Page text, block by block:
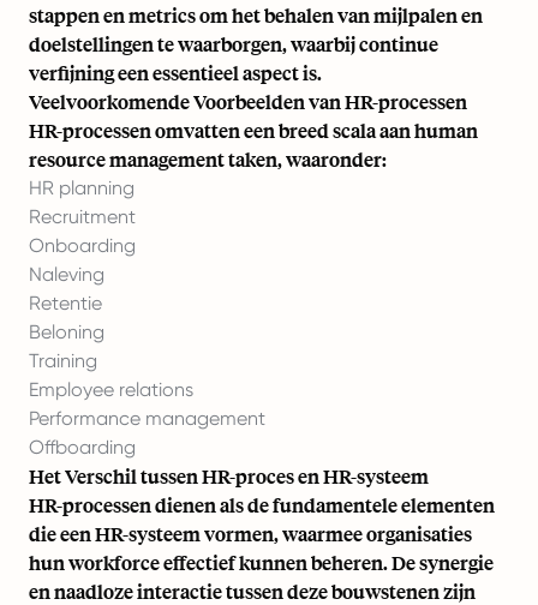
stappen en metrics om het behalen van mijlpalen en
doelstellingen te waarborgen, waarbij continue
verfijning een essentieel aspect is.
Veelvoorkomende Voorbeelden van HR-processen
HR-processen omvatten een breed scala aan human
resource management taken, waaronder:
HR planning
Recruitment
Onboarding
Naleving
Retentie
Beloning
Training
Employee relations
Performance management
Offboarding
Het Verschil tussen HR-proces en HR-systeem
HR-processen dienen als de fundamentele elementen
die een HR-systeem vormen, waarmee organisaties
hun workforce effectief kunnen beheren. De synergie
en naadloze interactie tussen deze bouwstenen zijn